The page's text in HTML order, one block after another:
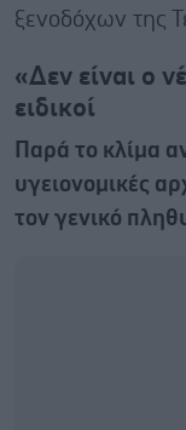
ξενοδόχων της
«Δεν είναι ο
ειδικοί
Παρά το κλίμα
υγειονομικές
τον γενικό